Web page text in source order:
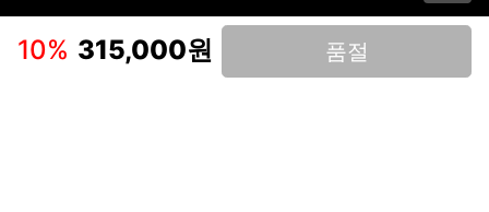
10% 315,000원 품절
이용약관고객센터판매개인정보 처리방침사업자 정보다운로드
인스타그램